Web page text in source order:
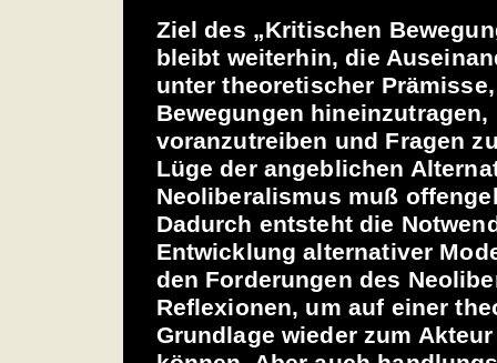
Ziel des „Kritischen
bleibt weiterhin, die
unter theoretischer
Bewegungen hineinzutragen,
voranzutreiben und Fragen
Lüge der angeblichen
Neoliberalismus muß
Dadurch entsteht die
Entwicklung alternativer
den Forderungen des
Reflexionen, um auf einer
Grundlage wieder zum